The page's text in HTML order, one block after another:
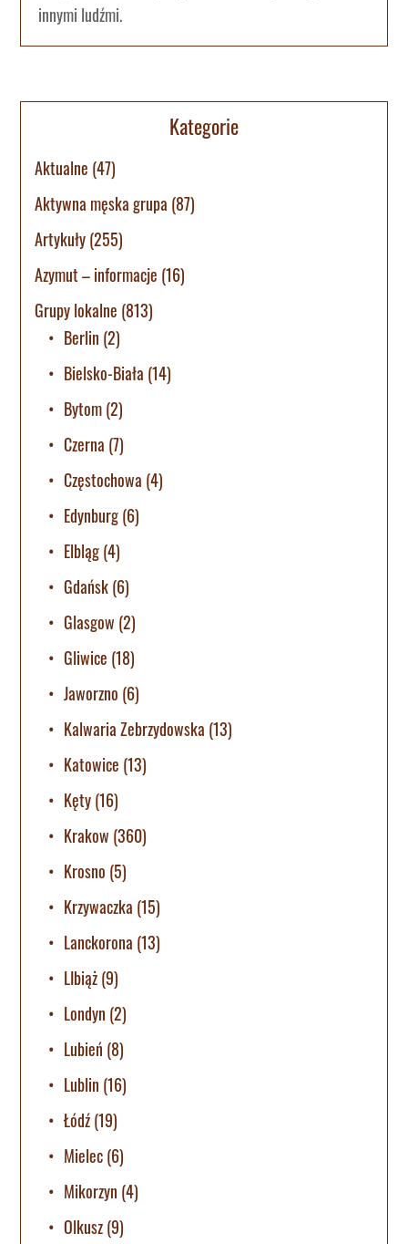
innymi ludźmi.
Kategorie
Aktualne (47)
Aktywna męska grupa (87)
Artykuły(255)
Azymut – informacje (16)
Grupy lokalne (813)
Berlin (2)
Bielsko-Biała (14)
Bytom(2)
Czerna (7)
Częstochowa (4)
Edynburg(6)
Elbląg(4)
Gdańsk(6)
Glasgow (2)
Gliwice (18)
Jaworzno (6)
Kalwaria Zebrzydowska (13)
Katowice (13)
Kęty(16)
Krakow (360)
Krosno (5)
Krzywaczka (15)
Lanckorona (13)
LIbiąż(9)
Londyn (2)
Lubień (8)
Lublin (16)
Łódź(19)
Mielec(6)
Mikorzyn (4)
Olkusz(9)